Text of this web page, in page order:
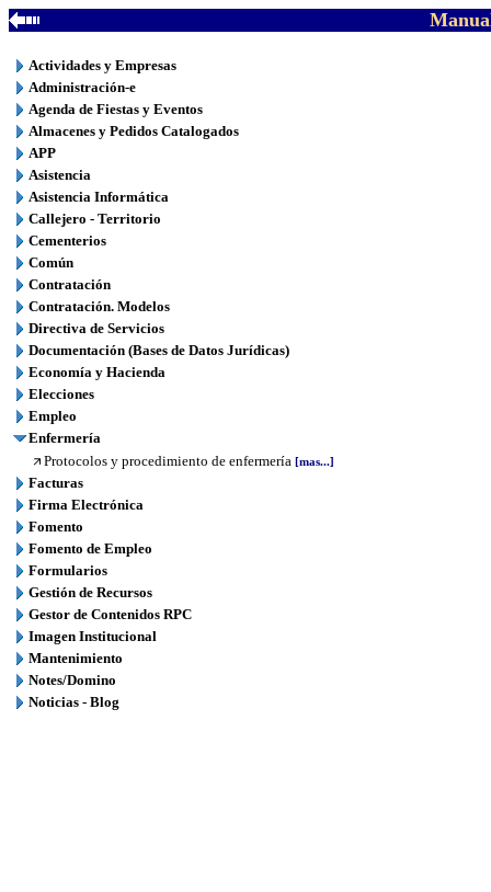
Actividades y Empresas
Administración-e
Agenda de Fiestas y Eventos
Almacenes y Pedidos Catalogados
APP
Asistencia
Asistencia Informática
Callejero - Territorio
Cementerios
Común
Contratación
Contratación. Modelos
Directiva de Servicios
Documentación (Bases de Datos Jurídicas)
Economía y Hacienda
Elecciones
Empleo
Enfermería
Protocolos y procedimiento de enfermería [mas...]
Facturas
Firma Electrónica
Fomento
Fomento de Empleo
Formularios
Gestión de Recursos
Gestor de Contenidos RPC
Imagen Institucional
Mantenimiento
Notes/Domino
Noticias - Blog